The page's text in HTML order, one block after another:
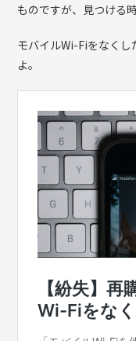
ものですが、見つける
モバイルWi-Fiをなく
よ。